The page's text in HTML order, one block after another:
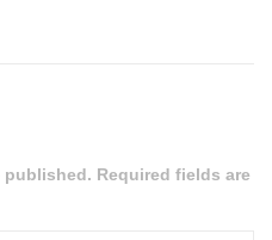
Required fields are